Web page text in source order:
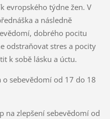
evropského týdne žen. V
a následně
dobrého pocitu
odstraňovat stres a pocity
k sobě lásku a úctu.
o sebevědomí od 17 do 18
na zlepšení sebevědomí od